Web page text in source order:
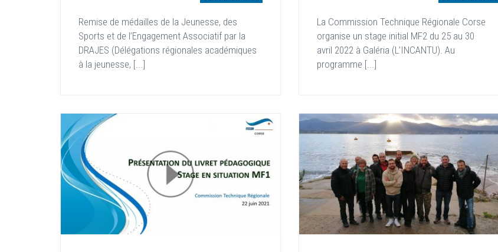
Remise de médailles de la Jeunesse, des
Sports et de l’Engagement Associatif par la
DRAJES (Délégations régionales académiques
à la jeunesse, [...]
La Commission Technique Régionale Corse
organise un stage initial MF2 du 25 au 30
avril 2022 à Galéria (L’INCANTU). Au
programme [...]